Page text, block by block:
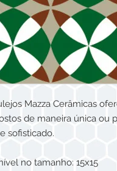
Mazza Cerâmicas
de maneira única ou
sofisticado.
no tamanho: 15x15